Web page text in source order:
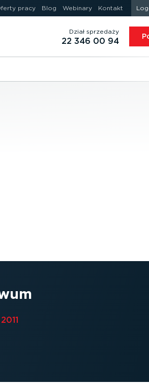
pracy Blog Webinary Kontakt
Dział sprzedaży
22 346 00 94
2011